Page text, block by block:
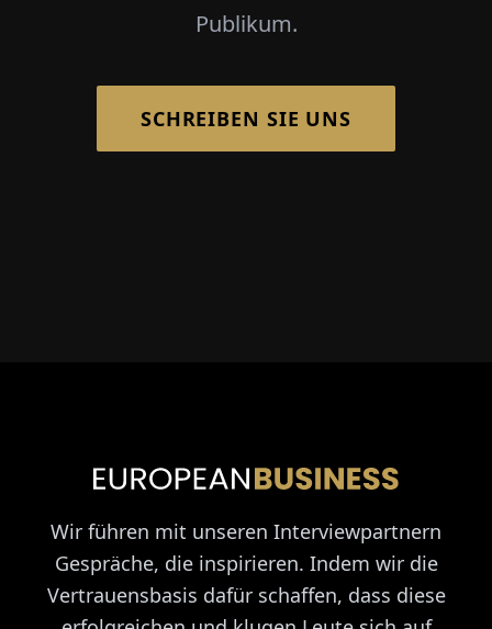
Publikum.
SCHREIBEN SIE UNS
Wir führen mit unseren Interviewpartnern
Gespräche, die inspirieren. Indem wir die
Vertrauensbasis dafür schaffen, dass diese